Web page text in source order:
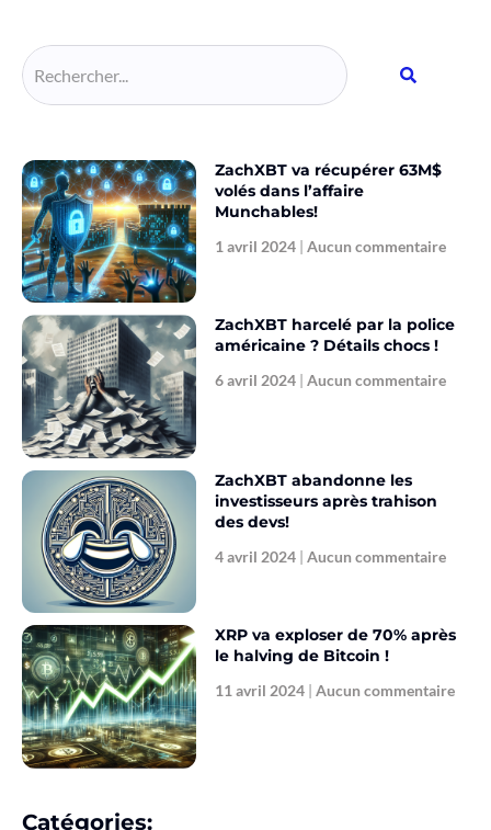
ZachXBT va récupérer 63M$
volés dans l’affaire
Munchables!
1 avril 2024 Aucun commentaire
ZachXBT harcelé par la police
américaine ? Détails chocs !
6 avril 2024 Aucun commentaire
ZachXBT abandonne les
investisseurs après trahison
des devs!
4 avril 2024 Aucun commentaire
XRP va exploser de 70% après
le halving de Bitcoin !
11 avril 2024 Aucun commentaire
Catégories: